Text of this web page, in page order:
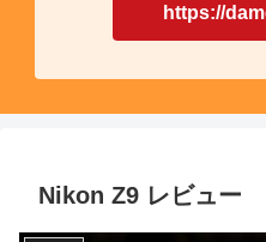
https://
Nikon Z9 レビュー